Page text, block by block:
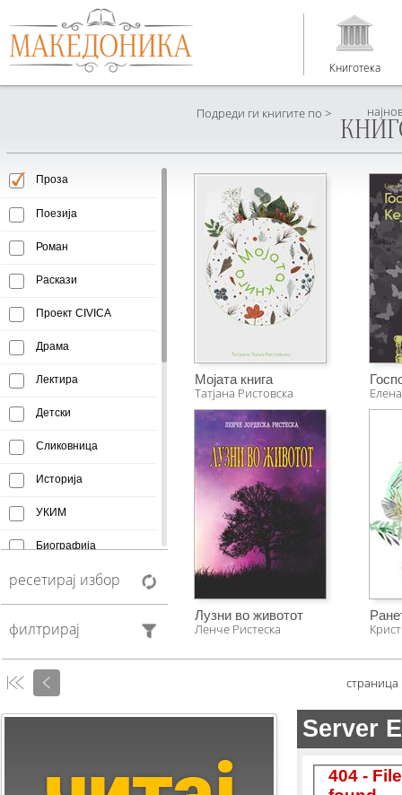
Книготека
Подреди ги книгите по >
Проза
Поезија
Роман
Раскази
Проект CIVICA
Драма
Лектира
Детски
Сликовница
Историја
УКИМ
Биографија
Афоризми
Манускрипт
Антологија
Колумни
ресетирај избор
филтрирај
Мојата книга
Татјана Ристовска
Лузни во животот
Ленче Ристеска
страница